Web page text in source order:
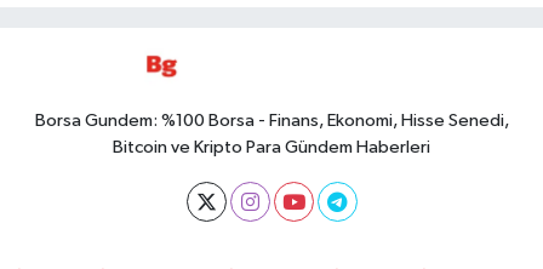
Borsa Gundem: %100 Borsa - Finans, Ekonomi, Hisse Senedi,
Bitcoin ve Kripto Para Gündem Haberleri